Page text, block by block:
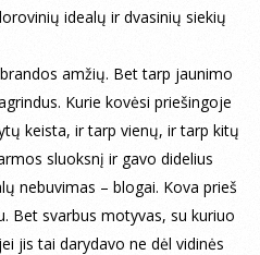
idealų ir dvasinių siekių
amžių. Bet tarp jaunimo
Kurie kovėsi priešingoje
keista, ir tarp vienų, ir tarp kitų
sluoksnį ir gavo didelius
nebuvimas – blogai. Kova prieš
Bet svarbus motyvas, su kuriuo
jis tai darydavo ne dėl vidinės